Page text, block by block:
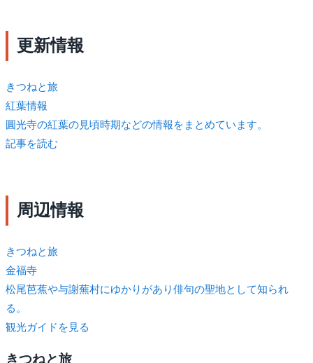
更新情報
きつねと旅
紅葉情報
圓光寺の紅葉の見頃時期などの情報をまとめています。
記事を読む
周辺情報
きつねと旅
金福寺
松尾芭蕉や与謝蕪村にゆかりがあり俳句の聖地として知られ
る。
観光ガイドを見る
きつねと旅